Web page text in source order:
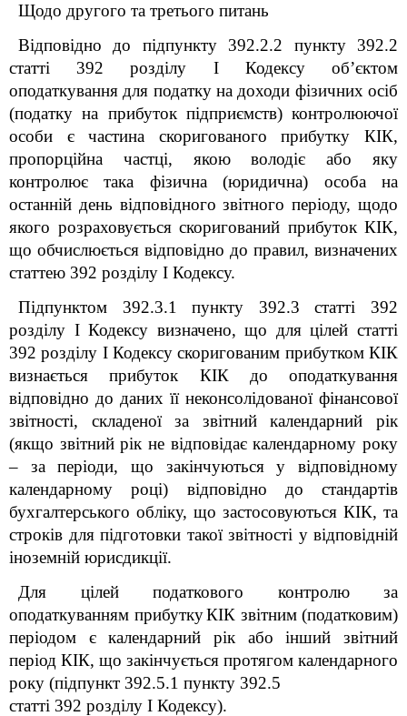
Щодо другого та третього питань
Відповідно до підпункту 392.2.2 пункту 392.2
статті 392розділу I Кодексу об’єктом
оподаткування для податку на доходи фізичних осіб
(податку на прибуток підприємств) контролюючої
особи є частина скоригованого прибутку КІК,
пропорційна частці, якою володіє або яку
контролює така фізична (юридична) особа на
останній день відповідного звітного періоду, щодо
якого розраховується скоригований прибуток КІК,
що обчислюється відповідно до правил, визначених
статтею 392 розділу I Кодексу.
Підпунктом 392.3.1 пункту 392.3 статті 392
розділу I Кодексу визначено, що для цілей статті
392 розділу I Кодексу скоригованим прибутком КІК
визнається прибуток КІК до оподаткування
відповідно до даних її неконсолідованої фінансової
звітності, складеної за звітний календарний рік
(якщо звітний рік не відповідає календарному року
– за періоди, що закінчуються у відповідному
календарному році) відповідно до стандартів
бухгалтерського обліку, що застосовуються КІК, та
строків для підготовки такої звітності у відповідній
іноземній юрисдикції.
Для цілей податкового контролю за
оподаткуванням прибуткуКІК звітним (податковим)
періодом є календарний рік або інший звітний
період КІК, що закінчується протягом календарного
року (підпункт 392.5.1 пункту 392.5
статті 392 розділу I Кодексу).